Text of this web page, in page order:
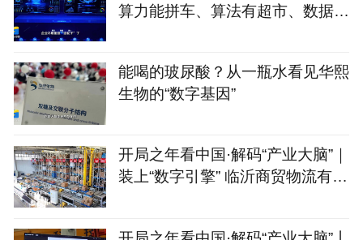
算力能拼车、算法有超市、数据不
能喝的玻尿酸？从一瓶水看见华熙
生物的“数字基因”
开局之年看中国·解码“产业大脑”｜
装上“数字引擎” 临沂商贸物流有